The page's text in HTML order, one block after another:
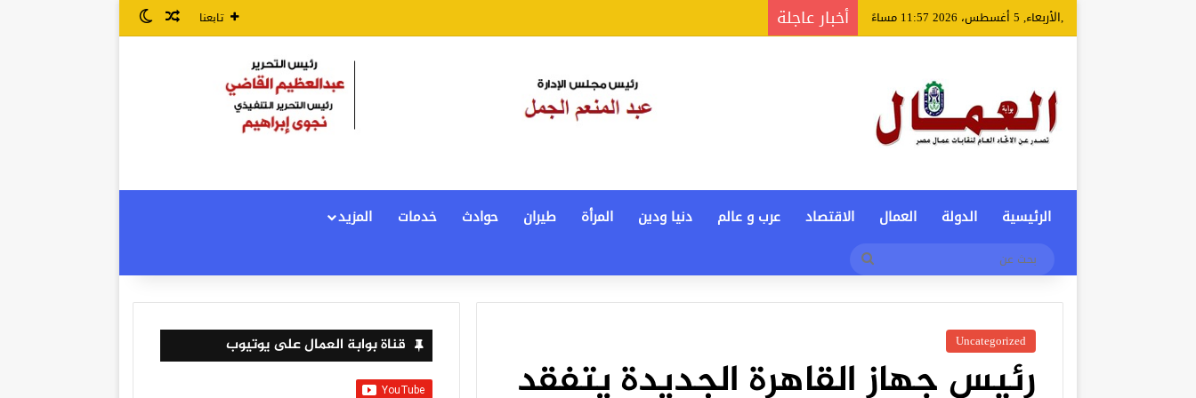
,الأربعاء, 5 أغسطس، 2026 11:57 مساءً أخبار عاجلة تابعنا مقال عشوائي
الوضع المظلم
الرئيسية الدولة العمال الاقتصاد عرب و عالم دنيا ودين المرأة طيران حوادث خدمات
المزيد
Uncategorized
رئيس جهاز القاهرة الجديدة يتفقد
قناة بوابة العمال على يوتيوب